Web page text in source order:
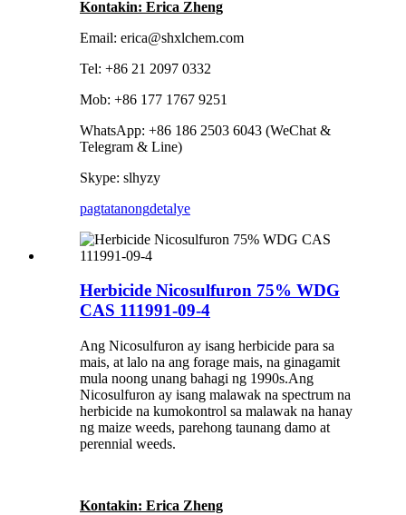
Kontakin: Erica Zheng
Email: erica@shxlchem.com
Tel: +86 21 2097 0332
Mob: +86 177 1767 9251
WhatsApp: +86 186 2503 6043 (WeChat &
Telegram & Line)
Skype: slhyzy
pagtatanongdetalye
Herbicide Nicosulfuron 75% WDG
CAS 111991-09-4
Ang Nicosulfuron ay isang herbicide para sa
mais, at lalo na ang forage mais, na ginagamit
mula noong unang bahagi ng 1990s.Ang
Nicosulfuron ay isang malawak na spectrum na
herbicide na kumokontrol sa malawak na hanay
ng maize weeds, parehong taunang damo at
perennial weeds.
Kontakin: Erica Zheng